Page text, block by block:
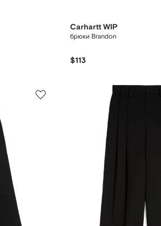
Carhartt WIP
брюки Brandon
$113